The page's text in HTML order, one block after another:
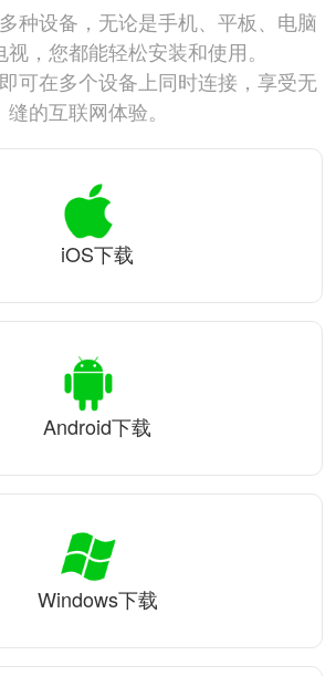
种设备，无论是手机、平板、电脑
，您都能轻松安装和使用。
可在多个设备上同时连接，享受无
缝的互联网体验。
iOS下载
Android下载
Windows下载